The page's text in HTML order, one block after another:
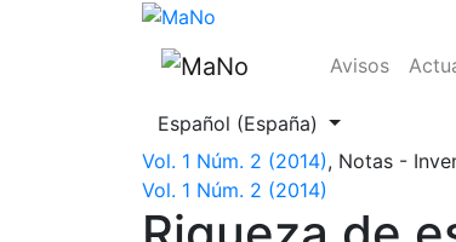
Riqueza de especies y
Avisos
Cambiar el idioma. El actual es:
Español (España)
Vol. 1 Núm. 2 (2014), Notas -
Vol. 1 Núm. 2 (2014)